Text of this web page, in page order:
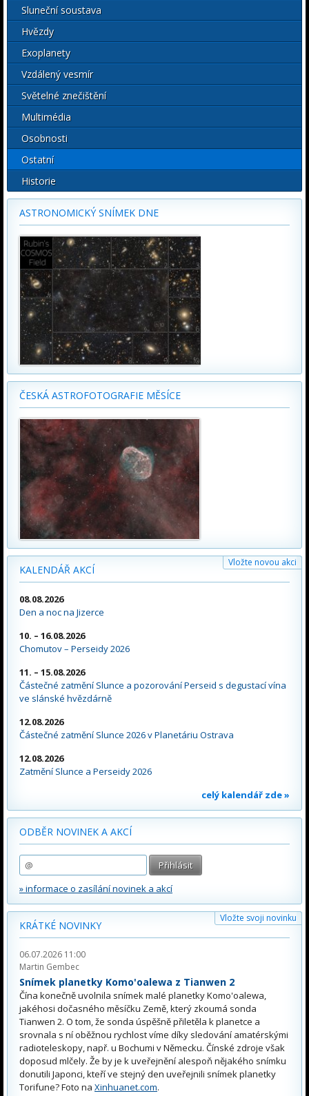
Sluneční soustava
Hvězdy
Exoplanety
Vzdálený vesmír
Světelné znečištění
Multimédia
Osobnosti
Ostatní
Historie
ASTRONOMICKÝ SNÍMEK DNE
ČESKÁ ASTROFOTOGRAFIE MĚSÍCE
KALENDÁŘ AKCÍ
Vložte novou akci
08.08.2026
Den a noc na Jizerce
10. – 16.08.2026
Chomutov – Perseidy 2026
11. – 15.08.2026
Částečné zatmění Slunce a pozorování Perseid s degustací vína
ve slánské hvězdárně
12.08.2026
Částečné zatmění Slunce 2026 v Planetáriu Ostrava
12.08.2026
Zatmění Slunce a Perseidy 2026
celý kalendář zde »
ODBĚR NOVINEK A AKCÍ
» informace o zasílání novinek a akcí
Vložte svoji novinku
KRÁTKÉ NOVINKY
06.07.2026 11:00
Martin Gembec
Snímek planetky Komo'oalewa z Tianwen 2
Čína konečně uvolnila snímek malé planetky Komo'oalewa,
jakéhosi dočasného měsíčku Země, který zkoumá sonda
Tianwen 2. O tom, že sonda úspěšně přiletěla k planetce a
srovnala s ní oběžnou rychlost víme díky sledování amatérskými
radioteleskopy, např. u Bochumi v Německu. Čínské zdroje však
doposud mlčely. Že by je k uveřejnění alespoň nějakého snímku
donutili Japonci, kteří ve stejný den uveřejnili snímek planetky
Torifune? Foto na Xinhuanet.com.